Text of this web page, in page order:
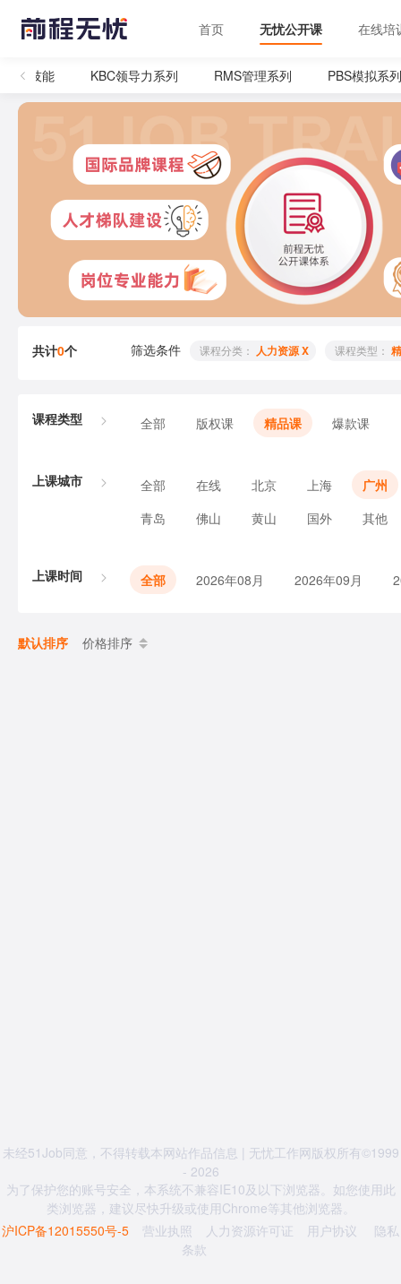
首页 无忧公开课 在线培
管理技能 KBC领导力系列 RMS管理系列 PBS模拟系
共计0个 筛选条件 课程分类： 人力资源 X 课程类型：
课程类型 全部 版权课 精品课 爆款课
上课城市 全部 在线 北京 上海
广州
青岛
佛山 黄山 国外 其他
上课时间 全部 2026年08月 2026年09月
默认排序 价格排序
未经51Job同意，不得转载本网站作品信息 | 无忧工作网版权所有©1999
- 2026
为了保护您的账号安全，本系统不兼容IE10及以下浏览器。如您使用此
类浏览器，建议尽快升级或使用Chrome等其他浏览器。
沪ICP备12015550号-5
营业执照 人力资源许可证 用户协议
隐私
条款